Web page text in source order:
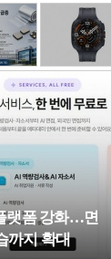
랫폼 강화…면
까지 확대